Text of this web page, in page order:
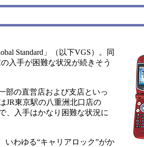
Standard」（以下VGS）。同
入手が困難な状況が続きそう
部の直営店および支店といっ
JR東京駅の八重洲北口店の
、入手はかなり困難な状況に
わゆる“キャリアロック”がか